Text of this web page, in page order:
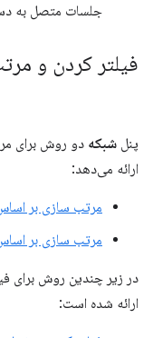
جلسات متصل به
فیلتر کردن و
پنل شبکه دو روش برای
ارائه می‌دهد:
مرتب سازی بر
مرتب سازی بر
در زیر چندین روش برای
ارائه شده است: